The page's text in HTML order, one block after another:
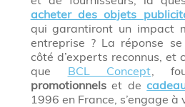
acheter des objets
qui garantiront un impact
entreprise ? La réponse
côté d’experts reconnus, et
que BCL Concept,
promotionnelset de
1996 en France, s’engage à